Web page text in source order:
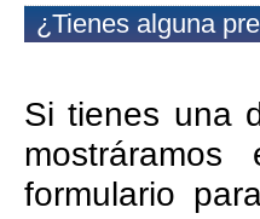
¿Tienes alguna
Si tienes una
formulario